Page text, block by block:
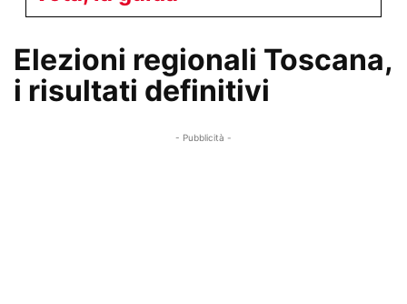
Elezioni regionali Toscana,
i risultati definitivi
- Pubblicità -